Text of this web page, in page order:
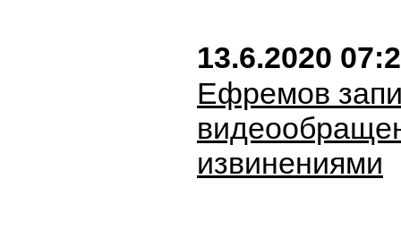
13.6.2020
Ефремов
извинениями